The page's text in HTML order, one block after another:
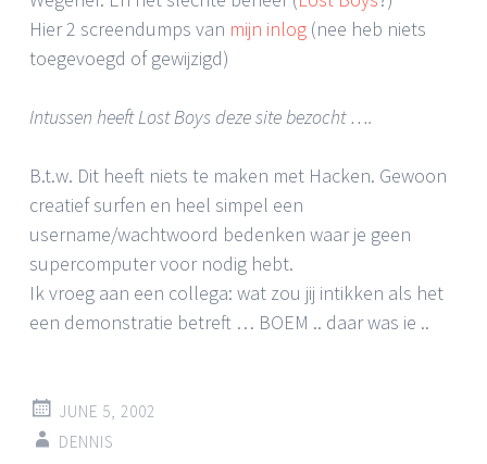
Hier 2 screendumps van mijn inlog (nee heb niets
toegevoegd of gewijzigd)
Intussen heeft Lost Boys deze site bezocht ….
B.t.w. Dit heeft niets te maken met Hacken. Gewoon
creatief surfen en heel simpel een
username/wachtwoord bedenken waar je geen
supercomputer voor nodig hebt.
Ik vroeg aan een collega: wat zou jij intikken als het
een demonstratie betreft … BOEM .. daar was ie ..
JUNE 5, 2002
DENNIS